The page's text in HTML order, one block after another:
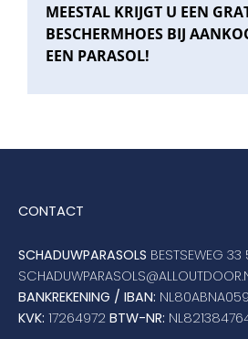
MEESTAL KRIJGT U EEN
BESCHERMHOES BIJ
EEN PARASOL!
CONTACT
SCHADUWPARASOLS BESTSEWEG
BANKREKENING / IBAN:
KVK: 17264972 BTW-NR: